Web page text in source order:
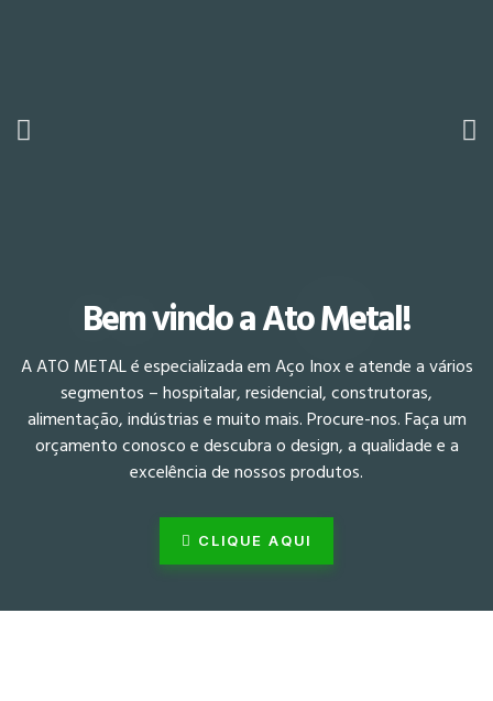
Bem vindo a Ato Metal!
A ATO METAL é especializada em Aço Inox e atende a vários
segmentos – hospitalar, residencial, construtoras,
alimentação, indústrias e muito mais. Procure-nos. Faça um
orçamento conosco e descubra o design, a qualidade e a
excelência de nossos produtos.
CLIQUE AQUI